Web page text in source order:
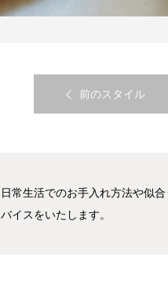
前のスタイル
日常生活でのお手入れ方法や似
バイスをいたします。